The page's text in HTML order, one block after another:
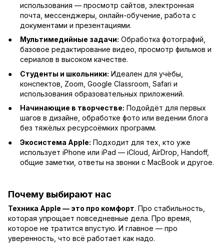
использования — просмотр сайтов, электронная
почта, мессенджеры, онлайн-обучение, работа с
документами и презентациями.
Мультимедийные задачи: Обработка фотографий,
базовое редактирование видео, просмотр фильмов и
сериалов в высоком качестве.
Студенты и школьники: Идеален для учёбы,
конспектов, Zoom, Google Classroom, Safari и
использования образовательных приложений.
Начинающие в творчестве: Подойдёт для первых
шагов в дизайне, обработке фото или ведении блога
без тяжёлых ресурсоёмких программ.
Экосистема Apple: Подходит для тех, кто уже
использует iPhone или iPad — iCloud, AirDrop, Handoff,
общие заметки, ответы на звонки с MacBook и другое.
Почему выбирают нас
Техника Apple — это про комфорт. Про стабильность,
которая упрощает повседневные дела. Про время,
которое не тратится впустую. И главное — про
уверенность, что всё работает как надо.